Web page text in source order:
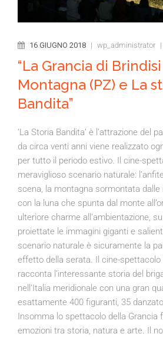
16 GIUGNO 2018 | wp_administrator |
“La Grancia di
Montagna (PZ) e La
Bandita”
‘La Storia Bandita’ è l’attrazione del
da circa venti anni viene realizzato
per tutto il periodo estivo. Il cine-
meraviglioso scenario naturale:
scena, la montagna sormontata
con la luna che spunta dal monte
ulteriore charme all’ambientazione,
proiettate le immagini giganti e
scenario naturale è sicuramente la
effetto della serata. Il cine-spettacolo
racconta l’interessante storia del
nell’Italia meridionale con una gran
esattamente 400 figuranti, 35
Insomma lo spettacolo della Grancia
emozioni tra storia, natura e arte. Il